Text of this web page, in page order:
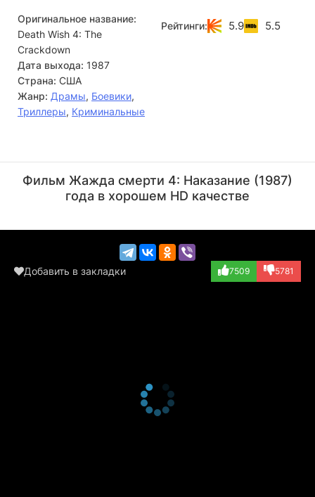
уничтожения двух банд торговцев наркотиками Пол вдруг
узнает, что его «благодетель», - убитый горем вдовец и
отец, - на самом деле крупнейший воротила в
наркомафии, руками Керси расправившийся со своими
конкурентами...
Оригинальное название:
Death Wish 4: The
Crackdown
Дата выхода: 1987
Страна: США
Жанр: Драмы, Боевики,
Триллеры, Криминальные
Рейтинги: 5.9 5.5
(Art Sanella)
(Jesse)
Фильм Жажда смерти 4: Наказание (1987)
года в хорошем HD качестве
Добавить в закладки 7509 5781